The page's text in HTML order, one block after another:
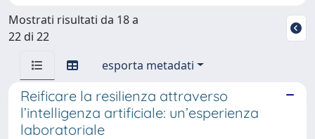
Mostrati risultati da 18 a
22 di 22
esporta metadati
Reificare la resilienza attraverso
l’intelligenza artificiale: un’esperienza
laboratoriale